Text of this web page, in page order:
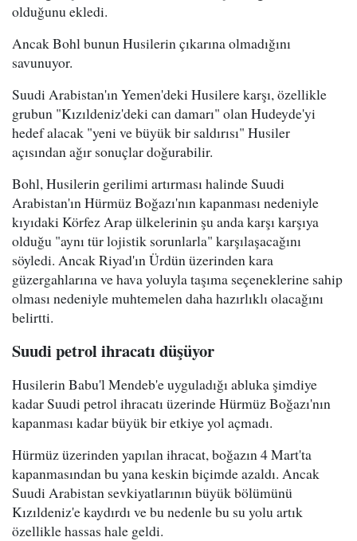
olduğunu ekledi.
Ancak Bohl bunun Husilerin çıkarına olmadığını
savunuyor.
Suudi Arabistan'ın Yemen'deki Husilere karşı, özellikle
grubun "Kızıldeniz'deki can damarı" olan Hudeyde'yi
hedef alacak "yeni ve büyük bir saldırısı" Husiler
açısından ağır sonuçlar doğurabilir.
Bohl, Husilerin gerilimi artırması halinde Suudi
Arabistan'ın Hürmüz Boğazı'nın kapanması nedeniyle
kıyıdaki Körfez Arap ülkelerinin şu anda karşı karşıya
olduğu "aynı tür lojistik sorunlarla" karşılaşacağını
söyledi. Ancak Riyad'ın Ürdün üzerinden kara
güzergahlarına ve hava yoluyla taşıma seçeneklerine sahip
olması nedeniyle muhtemelen daha hazırlıklı olacağını
belirtti.
Suudi petrol ihracatı düşüyor
Husilerin Babu'l Mendeb'e uyguladığı abluka şimdiye
kadar Suudi petrol ihracatı üzerinde Hürmüz Boğazı'nın
kapanması kadar büyük bir etkiye yol açmadı.
Hürmüz üzerinden yapılan ihracat, boğazın 4 Mart'ta
kapanmasından bu yana keskin biçimde azaldı. Ancak
Suudi Arabistan sevkiyatlarının büyük bölümünü
Kızıldeniz'e kaydırdı ve bu nedenle bu su yolu artık
özellikle hassas hale geldi.